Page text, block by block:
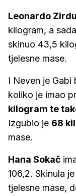
Leonardo
kilogram, a
skinuo 43,5
tjelesne mase.
I Neven je
koliko je imao
kilogram te
Izgubio je 68
mase.
Hana Sokač
106,2. Skinula je
tjelesne mase,